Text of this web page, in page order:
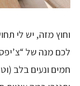
וחוץ מזה, יש לי
לכם מנה של
חמים ונעים בלב